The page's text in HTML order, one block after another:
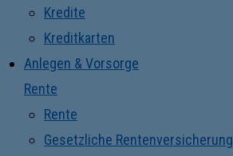
Kredite
Kreditkarten
Anlegen & Vorsorge
Rente
Rente
Gesetzliche Rentenversicherung